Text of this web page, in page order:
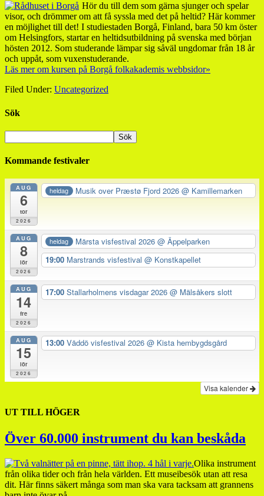
Hör du till dem som gärna sjunger och spelar
visor, och drömmer om att få syssla med det på heltid? Här kommer
en möjlighet till det! I studiestaden Borgå, Finland, bara 50 km öster
om Helsingfors, startar en heltidsutbildning på svenska med början
hösten 2012. Som studerande lämpar sig såväl ungdomar från 18 år
och uppåt, som vuxenstuderande.
Läs mer om kursen på Borgå folkakademis webbsidor»
Filed Under: Uncategorized
Sök
Kommande festivaler
AUG
6
tor
2026
heldag Musik over Præstø Fjord 2026@ Kamillemarken
AUG
8
lör
2026
heldag Märsta visfestival 2026@ Äppelparken
19:00 Marstrands visfestival @ Konstkapellet
AUG
14
fre
2026
17:00 Stallarholmens visdagar 2026 @ Mälsåkers slott
AUG
15
lör
2026
13:00 Väddö visfestival 2026 @ Kista hembygdsgård
Visa kalender
UT TILL HÖGER
Över 60.000 instrument du kan beskåda
Olika instrument
från olika tider och från hela världen. Ett museibesök utan att resa
dit. Här finns säkert många som man ska vara tacksam att grannens